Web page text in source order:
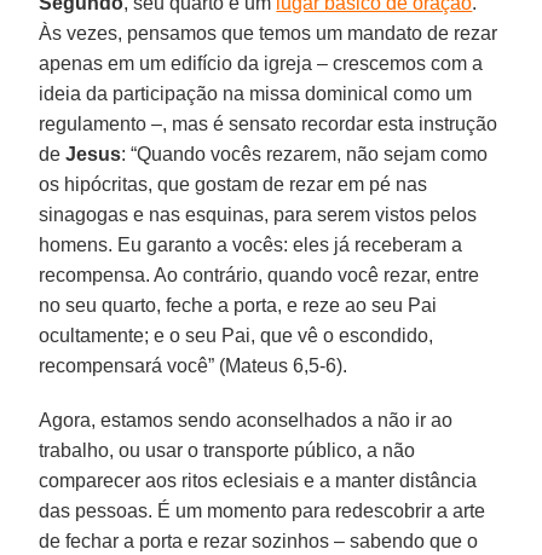
Às vezes, pensamos que temos um mandato de rezar
apenas em um edifício da igreja – crescemos com a
ideia da participação na missa dominical como um
regulamento –, mas é sensato recordar esta instrução
deJesus: “Quando vocês rezarem, não sejam como
os hipócritas, que gostam de rezar em pé nas
sinagogas e nas esquinas, para serem vistos pelos
homens. Eu garanto a vocês: eles já receberam a
recompensa. Ao contrário, quando você rezar, entre
no seu quarto, feche a porta, e reze ao seu Pai
ocultamente; e o seu Pai, que vê o escondido,
recompensará você” (Mateus 6,5-6).
Agora, estamos sendo aconselhados a não ir ao
trabalho, ou usar o transporte público, a não
comparecer aos ritos eclesiais e a manter distância
das pessoas. É um momento para redescobrir a arte
de fechar a porta e rezar sozinhos – sabendo que o